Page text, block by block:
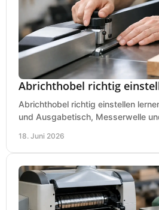
Abrichthobel richtig
Abrichthobel richtig einstellen
und Ausgabetisch, Messerwelle
18. Juni 2026